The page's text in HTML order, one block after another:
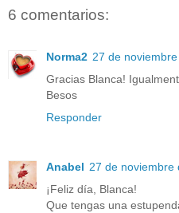
6 comentarios:
Norma2 27 de
Gracias Blanca!
Besos
Responder
Anabel 27 de noviembre
¡Feliz día, Blanca!
Que tengas una